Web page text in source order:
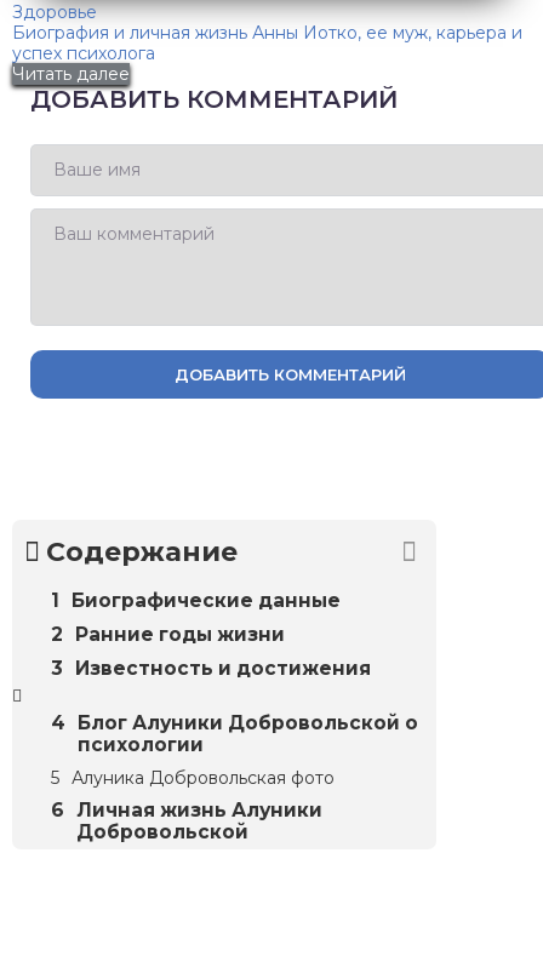
Здоровье
Биография и личная жизнь Анны Иотко, ее муж, карьера и
успех психолога
Читать далее
ДОБАВИТЬ КОММЕНТАРИЙ
ДОБАВИТЬ КОММЕНТАРИЙ
Содержание
Биографические данные
Ранние годы жизни
Известность и достижения
Блог Алуники Добровольской о
психологии
Алуника Добровольская фото
Личная жизнь Алуники
Добровольской